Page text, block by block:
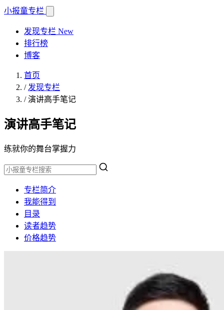
小报童专栏
发现专栏 New
排行榜
博客
首页
/ 发现专栏
/演讲高手笔记
演讲高手笔记
练就你的舞台掌握力
专栏简介
我能得到
目录
读者趋势
价格趋势